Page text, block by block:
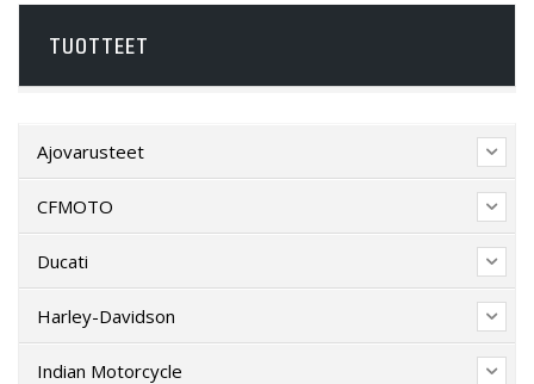
TUOTTEET
Ajovarusteet
CFMOTO
Ducati
Harley-Davidson
Indian Motorcycle